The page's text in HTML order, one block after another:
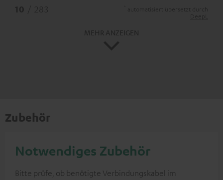
Zubehör
Notwendiges Zubehör
Bitte prüfe, ob benötigte Verbindungskabel im